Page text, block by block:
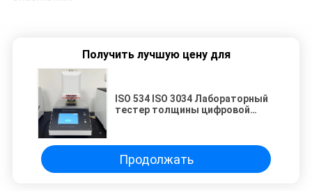
Получить лучшую цену для
ISO 534 ISO 3034 Лабораторный
тестер толщины цифровой
Продолжать